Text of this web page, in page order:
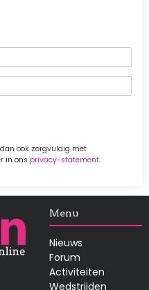
ook zorgvuldig met
in ons privacy-statement.
Menu
Nieuws
Forum
Activiteiten
Wedstrijden